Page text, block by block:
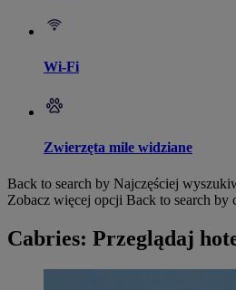
Wi-Fi
Zwierzęta mile widziane
Back to search by Najczęściej
Zobacz więcej opcji Back to search by
Cabries: Przeglądaj